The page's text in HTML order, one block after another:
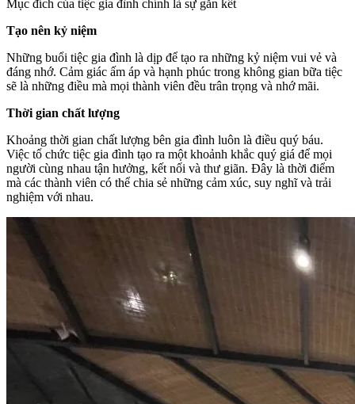
Mục đích của tiệc gia đình chính là sự gắn kết
Tạo nên kỷ niệm
Những buổi tiệc gia đình là dịp để tạo ra những kỷ niệm vui vẻ và
đáng nhớ. Cảm giác ấm áp và hạnh phúc trong không gian bữa tiệc
sẽ là những điều mà mọi thành viên đều trân trọng và nhớ mãi.
Thời gian chất lượng
Khoảng thời gian chất lượng bên gia đình luôn là điều quý báu.
Việc tổ chức tiệc gia đình tạo ra một khoảnh khắc quý giá để mọi
người cùng nhau tận hưởng, kết nối và thư giãn. Đây là thời điểm
mà các thành viên có thể chia sẻ những cảm xúc, suy nghĩ và trải
nghiệm với nhau.